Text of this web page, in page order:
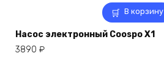
В корзину
Насос электронный Coospo X1
3890 ₽